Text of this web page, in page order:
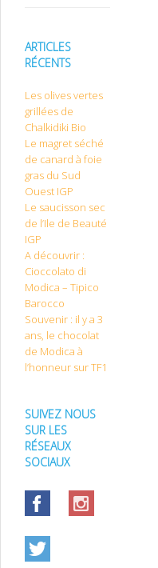
ARTICLES
RÉCENTS
Les olives vertes
grillées de
Chalkidiki Bio
Le magret séché
de canard à foie
gras du Sud
Ouest IGP
Le saucisson sec
de l’Ile de Beauté
IGP
A découvrir :
Cioccolato di
Modica – Tipico
Barocco
Souvenir : il y a 3
ans, le chocolat
de Modica à
l’honneur sur TF1
SUIVEZ NOUS
SUR LES
RÉSEAUX
SOCIAUX